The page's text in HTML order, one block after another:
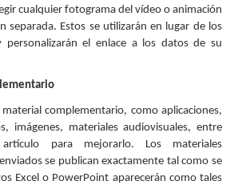
cualquier fotograma del vídeo o animación
separada. Estos se utilizarán en lugar de los
personalizarán el enlace a los datos de su
complementario, como aplicaciones,
imágenes, materiales audiovisuales, entre
para mejorarlo. Los materiales
se publican exactamente tal como se
Excel o PowerPoint aparecerán como tales